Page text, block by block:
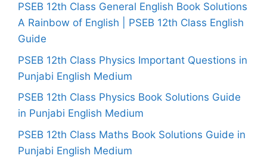
PSEB 12th Class General English Book Solutions
A Rainbow of English | PSEB 12th Class English
Guide
PSEB 12th Class Physics Important Questions in
Punjabi English Medium
PSEB 12th Class Physics Book Solutions Guide
in Punjabi English Medium
PSEB 12th Class Maths Book Solutions Guide in
Punjabi English Medium